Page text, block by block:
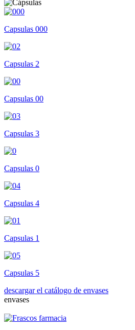
Capsulas 000
Capsulas 2
Capsulas 00
Capsulas 3
Capsulas 0
Capsulas 4
Capsulas 1
Capsulas 5
descargar el catálogo de envases
envases